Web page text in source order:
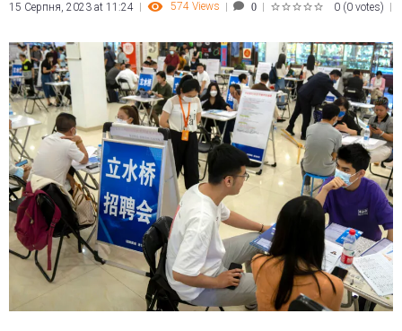
15 Серпня, 2023 at 11:24 574 Views 0 0 (0 votes)